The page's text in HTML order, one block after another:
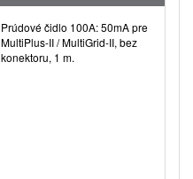
Prúdové čidlo 100A: 50mA pre
MultiPlus-II / MultiGrid-II, bez
konektoru, 1 m.